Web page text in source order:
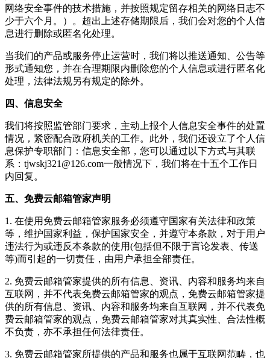
网络安全事件的技术措施，并按照规定留存相关的网络日志不
少于六个月。）。超出上述存储期限后，我们会对您的个人信
息进行删除或匿名化处理。
当我们的产品或服务停止运营时，我们将以推送通知、公告等
形式通知您，并在合理期限内删除您的个人信息或进行匿名化
处理，法律法规另有规定的除外。
四、信息安全
我们将按照监管部门要求，主动上报个人信息安全事件的处置
情况，紧密配合政府机关的工作。此外，我们还设立了个人信
息保护专职部门：信息安全部，您可以通过以下方式与其联
系： tjwskj321@126.com一般情况下，我们将在十五个工作日
内回复。
五、免费云邮箱管家声明
1. 在使用 免费云邮箱管家服务必须遵守国家有关法律和政策
等，维护国家利益，保护国家安全，并遵守本条款，对于用户
违法行为或违反本条款的使用(包括但不限于言论发表、传送
等)而引起的一切责任，由用户承担全部责任。
2. 免费云邮箱管家提供的所有信息、资讯、内容和服务均来自
互联网，并不代表免费云邮箱管家的观点， 免费云邮箱管家提
供的所有信息、资讯、内容和服务均来自互联网，并不代表免
费云邮箱管家的观点， 免费云邮箱管家对其真实性、合法性概
不负责，亦不承担任何法律责任。
3. 免费云邮箱管家所提供的产品和服务也属于互联网范畴，也